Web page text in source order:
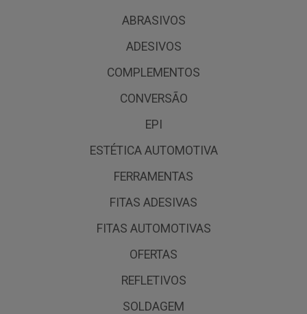
ABRASIVOS
ADESIVOS
COMPLEMENTOS
CONVERSÃO
EPI
ESTÉTICA AUTOMOTIVA
FERRAMENTAS
FITAS ADESIVAS
FITAS AUTOMOTIVAS
OFERTAS
REFLETIVOS
SOLDAGEM